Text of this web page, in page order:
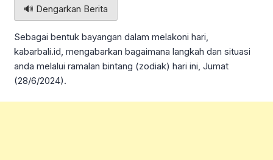
🔊 Dengarkan Berita
Sebagai bentuk bayangan dalam melakoni hari,
kabarbali.id, mengabarkan bagaimana langkah dan situasi
anda melalui ramalan bintang (zodiak) hari ini, Jumat
(28/6/2024).